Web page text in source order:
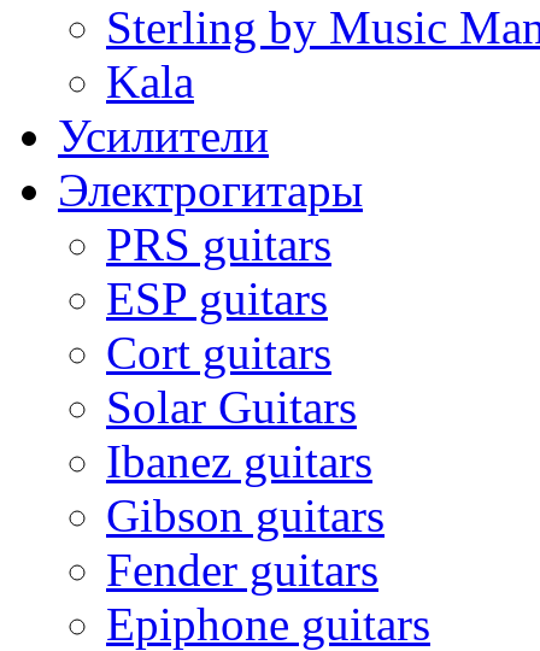
Sterling by Music
Kala
Усилители
Электрогитары
PRS guitars
ESP guitars
Cort guitars
Solar Guitars
Ibanez guitars
Gibson guitars
Fender guitars
Epiphone guitars